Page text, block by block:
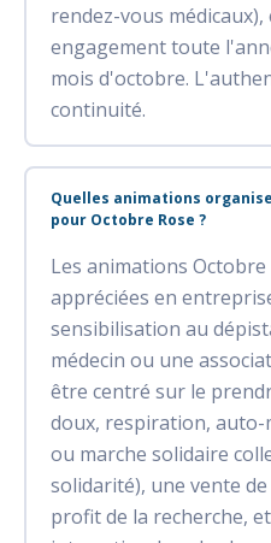
rendez-vous
engagement toute
mois d'octobre.
continuité.
Quelles animations
pour Octobre Rose ?
Les animations Octobre
appréciées en
sensibilisation au
médecin ou une
être centré sur le
doux, respiration, auto-
ou marche solidaire
solidarité), une vente
profit de la recherche,